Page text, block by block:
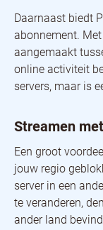
Daarnaast biedt
abonnement.
aangemaakt
online activiteit
servers, maar is
Streamen
Een groot
jouw regio
server in een
te veranderen,
ander land